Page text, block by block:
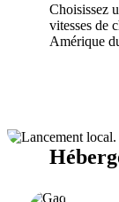
Choisissez
vitesses de
Amérique